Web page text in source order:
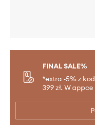
FINAL SALE%
*extra -5% z
399 zł. W